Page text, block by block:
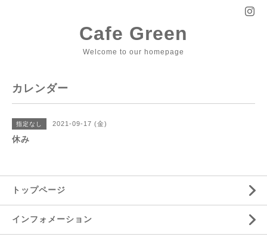
Cafe Green
Welcome to our homepage
カレンダー
指定なし 2021-09-17 (金)
休み
トップページ
インフォメーション